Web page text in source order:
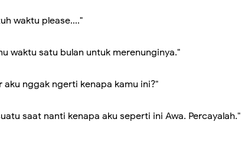
waktu please...."
waktu satu bulan untuk merenunginya."
aku nggak ngerti kenapa kamu ini?"
saat nanti kenapa aku seperti ini Awa. Percayalah."